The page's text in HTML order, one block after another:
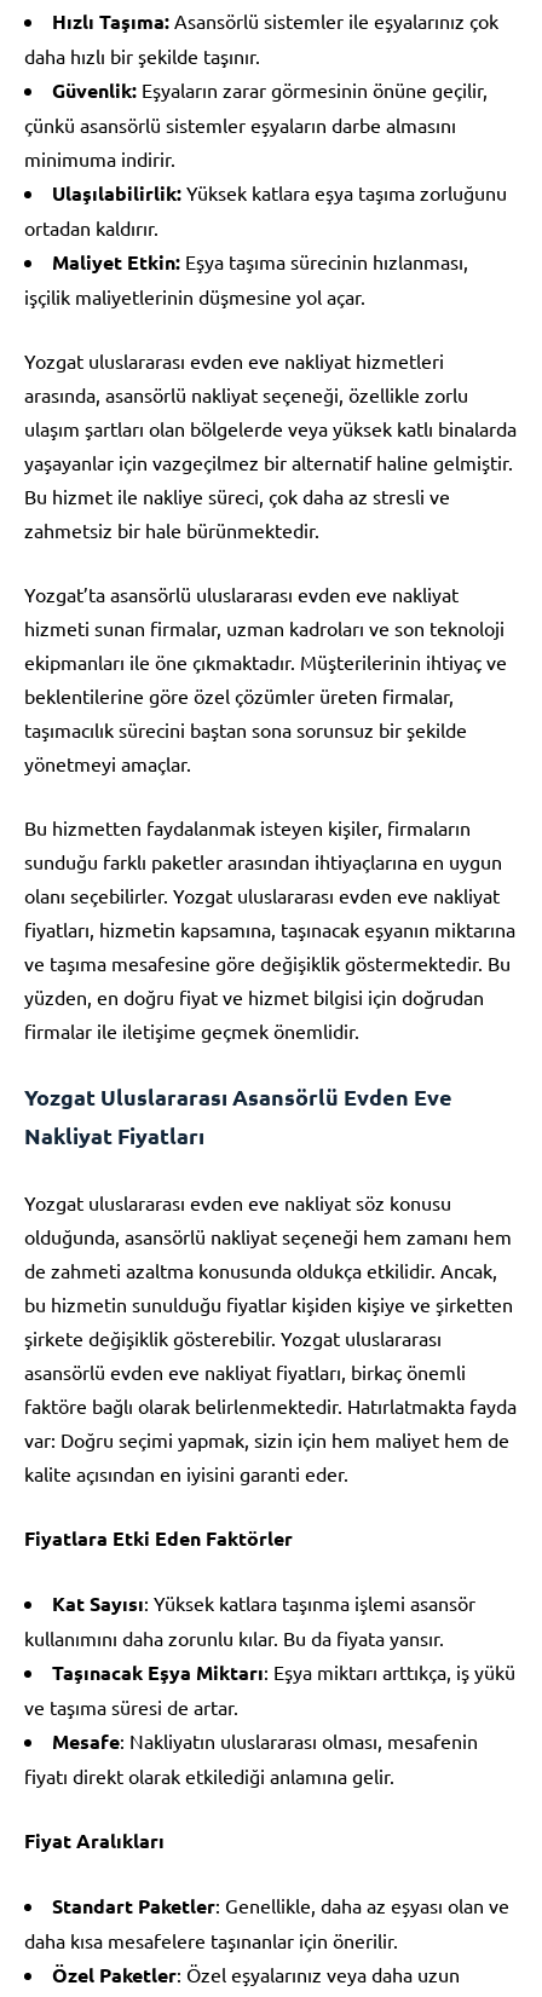
Hızlı Taşıma: Asansörlü sistemler ile eşyalarınız çok
daha hızlı bir şekilde taşınır.
Güvenlik: Eşyaların zarar görmesinin önüne geçilir,
çünkü asansörlü sistemler eşyaların darbe almasını
minimuma indirir.
Ulaşılabilirlik: Yüksek katlara eşya taşıma zorluğunu
ortadan kaldırır.
Maliyet Etkin: Eşya taşıma sürecinin hızlanması,
işçilik maliyetlerinin düşmesine yol açar.
Yozgat uluslararası evden eve nakliyat hizmetleri
arasında, asansörlü nakliyat seçeneği, özellikle zorlu
ulaşım şartları olan bölgelerde veya yüksek katlı binalarda
yaşayanlar için vazgeçilmez bir alternatif haline gelmiştir.
Bu hizmet ile nakliye süreci, çok daha az stresli ve
zahmetsiz bir hale bürünmektedir.
Yozgat’ta asansörlü uluslararası evden eve nakliyat
hizmeti sunan firmalar, uzman kadroları ve son teknoloji
ekipmanları ile öne çıkmaktadır. Müşterilerinin ihtiyaç ve
beklentilerine göre özel çözümler üreten firmalar,
taşımacılık sürecini baştan sona sorunsuz bir şekilde
yönetmeyi amaçlar.
Bu hizmetten faydalanmak isteyen kişiler, firmaların
sunduğu farklı paketler arasından ihtiyaçlarına en uygun
olanı seçebilirler. Yozgat uluslararası evden eve nakliyat
fiyatları, hizmetin kapsamına, taşınacak eşyanın miktarına
ve taşıma mesafesine göre değişiklik göstermektedir. Bu
yüzden, en doğru fiyat ve hizmet bilgisi için doğrudan
firmalar ile iletişime geçmek önemlidir.
Yozgat Uluslararası Asansörlü Evden Eve
Nakliyat Fiyatları
Yozgat uluslararası evden eve nakliyat söz konusu
olduğunda, asansörlü nakliyat seçeneği hem zamanı hem
de zahmeti azaltma konusunda oldukça etkilidir. Ancak,
bu hizmetin sunulduğu fiyatlar kişiden kişiye ve şirketten
şirkete değişiklik gösterebilir. Yozgat uluslararası
asansörlü evden eve nakliyat fiyatları, birkaç önemli
faktöre bağlı olarak belirlenmektedir. Hatırlatmakta fayda
var: Doğru seçimi yapmak, sizin için hem maliyet hem de
kalite açısından en iyisini garanti eder.
Fiyatlara Etki Eden Faktörler
Kat Sayısı: Yüksek katlara taşınma işlemi asansör
kullanımını daha zorunlu kılar. Bu da fiyata yansır.
Taşınacak Eşya Miktarı: Eşya miktarı arttıkça, iş yükü
ve taşıma süresi de artar.
Mesafe: Nakliyatın uluslararası olması, mesafenin
fiyatı direkt olarak etkilediği anlamına gelir.
Fiyat Aralıkları
Standart Paketler: Genellikle, daha az eşyası olan ve
daha kısa mesafelere taşınanlar için önerilir.
Özel Paketler: Özel eşyalarınız veya daha uzun